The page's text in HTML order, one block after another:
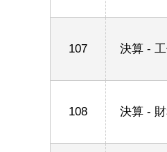
107 決算 -
108 決算 -